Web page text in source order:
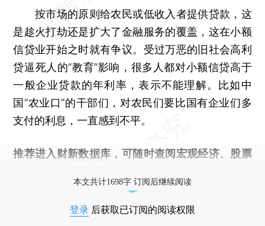
按市场的原则给农民或低收入者提供贷款，这
是趁火打劫还是扩大了金融服务的覆盖，这在小额
信贷业开始之时就有争议。受过万恶的旧社会高利
贷逼死人的“教育”影响，很多人都对小额信贷高于
一般企业贷款的年利率，表示不能理解。比如中
国“农业口”的干部们，对农民们要比国有企业们多
支付的利息，一直感到不平。
推荐进入 财新数据库 ，可随时查阅宏观经济、股票
本文共计1698字 订阅后继续阅读
登录 后获取已订阅的阅读权限